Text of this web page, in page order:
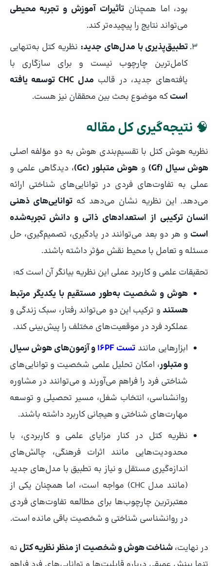
بود، اما همچنانتأثیرات آموزش و تجربه محیطی
می‌تواند نتایج را پیچیده‌تر کند.
تطبیق‌پذیری با مدل‌های جدید: نظریه کتل به‌تنهایی
کامل‌ترین چارچوب نیست و برای سازگاری با
یافته‌های جدید، در قالب
مدل CHC توسعه یافته
استکه موضوع بحث بین محققان نیز هست.
🧠 نتیجه‌گیری کل مقاله
نظریه هوش کتل با تقسیم‌بندی هوش به دو مؤلفه اصلی
هوش سیال (Gf)
و هوش متبلور (Gc)
، دیدگاهی علمی و
عملی به تفاوت‌های فردی در توانایی‌های شناختی ارائه
می‌دهد. این نظریه نشان می‌دهد کهتوانایی‌های ذهنی
انسان ترکیبی از استعدادهای ذاتی و دانش تجربه‌شده
است و هر دو بعد می‌توانند در یادگیری، تصمیم‌گیری، حل
مسئله و تعامل با محیط نقش مؤثر داشته باشند.
تحقیقات علمی و کاربرد عملی این نظریه بیانگر آن است که:
هوش و شخصیت به‌طور مستقیم با یکدیگر مرتبط
هستند و ترکیب این دو می‌تواند رفتار، سبک زندگی و
عملکرد فرد در موقعیت‌های مختلف را پیش‌بینی کند.
ابزارهایی مانند تست 16PF
و آزمون‌های هوش سیال
و متبلور، امکان تحلیل علمی شخصیت و توانایی‌های
شناختی فرد را فراهم می‌آورند و می‌توانند در مشاوره
روانشناسی، انتخاب شغل، مسیر تحصیلی و توسعه
مهارت‌های شناختی و هیجانی کاربرد داشته باشند.
نظریه کتل در کنار مزایای علمی و کاربردی، با
محدودیت‌هایی مانند اثرات فرهنگی، چالش‌های
اندازه‌گیری مستقل و نیاز به تطبیق با مدل‌های جدید
(مانند مدل CHC) مواجه است، اما همچنان یکی از
معتبرترین چارچوب‌ها برای مطالعه تفاوت‌های فردی
در روانشناسی شناختی و شخصیت باقی مانده است.
در نهایت،شناخت هوش و شخصیت از منظر نظریه کتل نه